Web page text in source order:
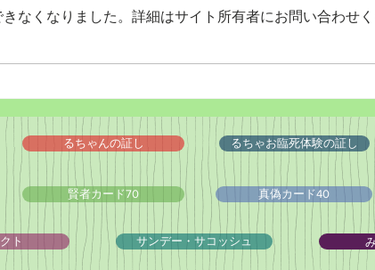
Wordだけで作っちゃおう～
なくなりました。詳細はサイト所有者にお問い合わせ
るちゃんの証し るちゃお臨死体験の証し
賢者カード70 真偽カード40
ト サンデー・サコッシュ